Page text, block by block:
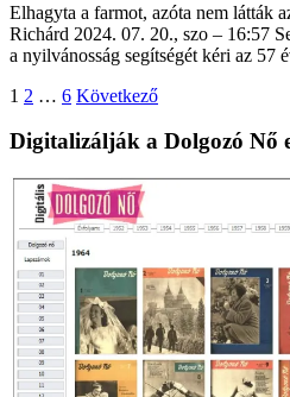
Elhagyta a farmot, azóta nem látták
Richárd 2024. 07. 20., szo – 16:57
a nyilvánosság segítségét kéri az 57
Bejegyzések
lapozása
1 2 … 6 Következő
Digitalizálják a Dolgozó Nő